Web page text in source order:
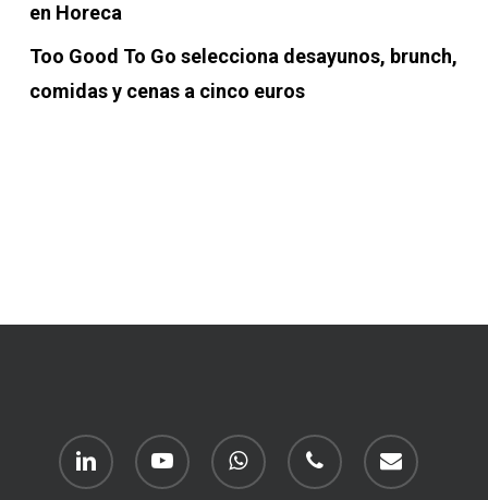
en Horeca
Too Good To Go selecciona desayunos, brunch,
comidas y cenas a cinco euros
linkedin youtube whatsapp phone email